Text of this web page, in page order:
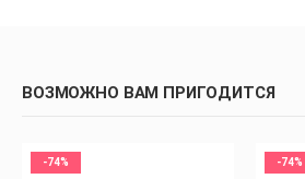
ВОЗМОЖНО ВАМ ПРИГОДИТСЯ
-74% -74%